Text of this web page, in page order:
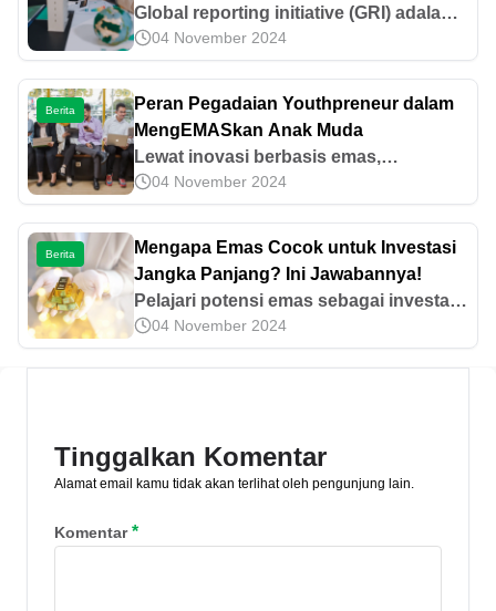
Global reporting initiative (GRI) adalah
standar pelaporan keberlanjutan yang
digunakan perusahaan di seluruh
dunia. Simak manfaat dan cara kerjanya
di sini.
04 November 2024
Berita
Peran Pegadaian Youthpreneur dalam
MengEMASkan Anak Muda
Lewat inovasi berbasis emas,
Pegadaian Youthpreneur
mengEMASkan generasi muda melalui
edukasi finansial, pelatihan bisnis, dan
pembiayaan usaha.
04 November 2024
Berita
Mengapa Emas Cocok untuk Investasi
Jangka Panjang? Ini Jawabannya!
Pelajari potensi emas sebagai investasi
emas jangka panjang yang stabil, mulai
dari jenis, hingga tips memulainya.
04 November 2024
Tinggalkan Komentar
Alamat email kamu tidak akan terlihat oleh pengunjung lain.
Komentar*